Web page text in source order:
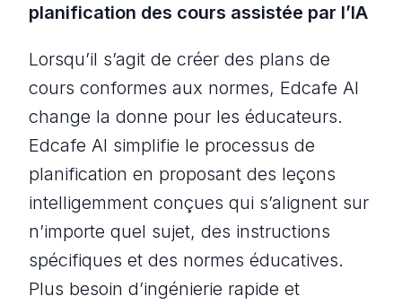
planification des cours assistée par l’IA
Lorsqu’il s’agit de créer des plans de
cours conformes aux normes, Edcafe AI
change la donne pour les éducateurs.
Edcafe AI simplifie le processus de
planification en proposant des leçons
intelligemment conçues qui s’alignent sur
n’importe quel sujet, des instructions
spécifiques et des normes éducatives.
Plus besoin d’ingénierie rapide et